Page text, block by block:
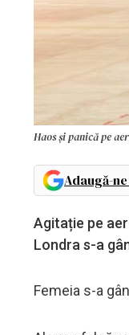
Haos și panică pe
Adaugă-
Agitație pe
Londra s-a
Femeia s-a